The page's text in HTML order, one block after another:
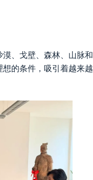
、戈壁、森林、山脉和
的条件，吸引着越来越